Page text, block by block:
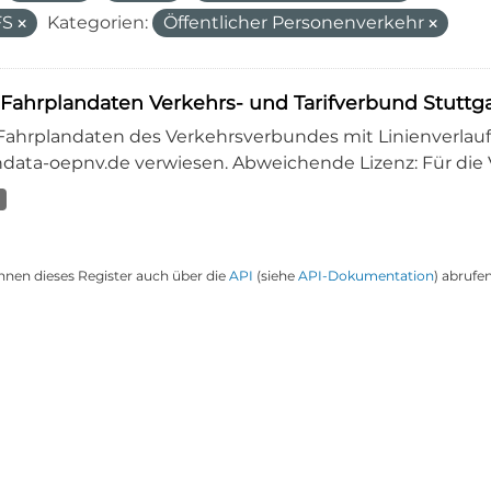
Kategorien: Öffentlicher Personenverkehr
Verkehrs- und Tarifverbund
des Verkehrsverbundes mit
oepnv.de verwiesen. Abweichende Lizenz: Für die
dieses Register auch über die API (siehe API-Dokumentation)